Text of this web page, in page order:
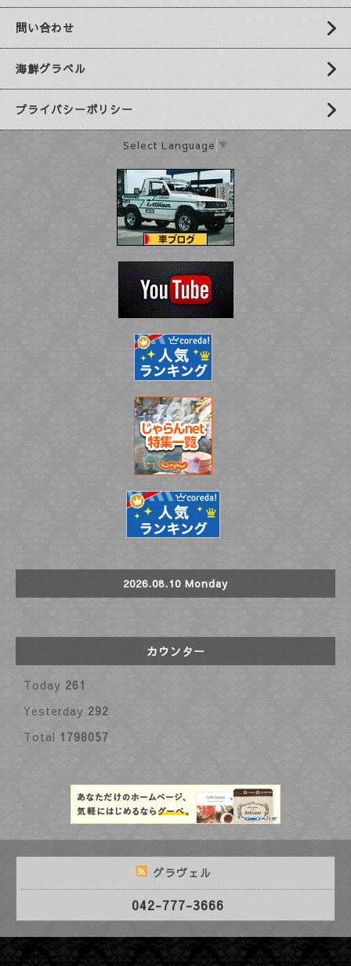
問い合わせ
海鮮グラベル
プライバシーポリシー
Select Language ▼
2026.08.10 Monday
カウンター
Today 261
Yesterday 292
Total 1798057
グラヴェル
042-777-3666